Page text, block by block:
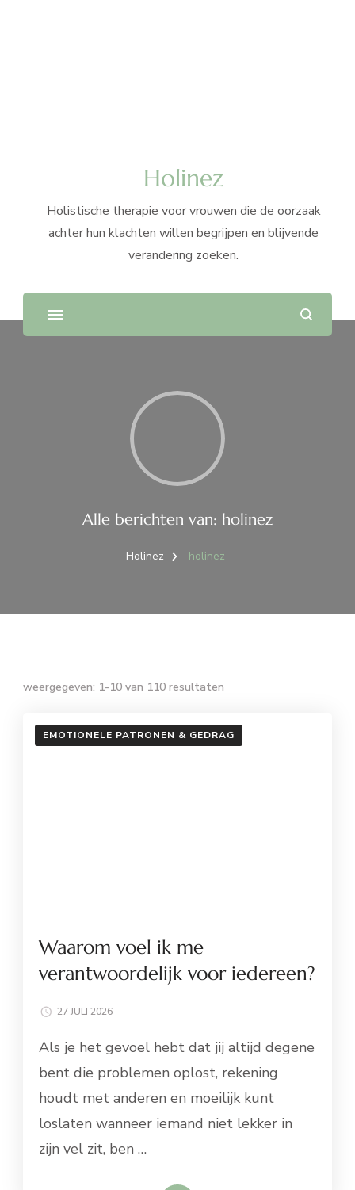
Holinez
Holistische therapie voor vrouwen die de oorzaak
achter hun klachten willen begrijpen en blijvende
verandering zoeken.
Alle berichten van: holinez
Holinez holinez
weergegeven: 1-10 van 110 resultaten
EMOTIONELE PATRONEN & GEDRAG
Waarom voel ik me
verantwoordelijk voor iedereen?
27 JULI 2026
Als je het gevoel hebt dat jij altijd degene
bent die problemen oplost, rekening
houdt met anderen en moeilijk kunt
loslaten wanneer iemand niet lekker in
zijn vel zit, ben …